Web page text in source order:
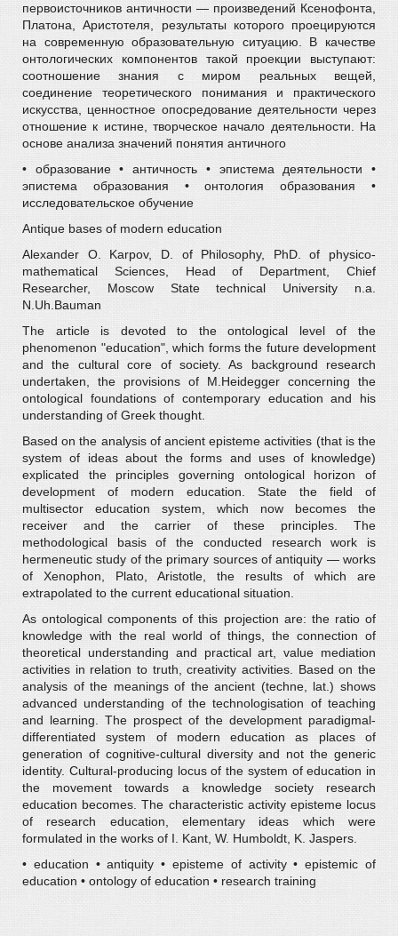
первоисточников античности — произведений Ксенофонта,
Платона, Аристотеля, результаты которого проецируются
на современную образовательную ситуацию. В качестве
онтологических компонентов такой проекции выступают:
соотношение знания с миром реальных вещей,
соединение теоретического понимания и практического
искусства, ценностное опосредование деятельности через
отношение к истине, творческое начало деятельности. На
основе анализа значений понятия античного
• образование • античность • эпистема деятельности •
эпистема образования • онтология образования •
исследовательское обучение
Antique bases of modern education
Alexander O. Karpov, D. of Philosophy, PhD. of physico-
mathematical Sciences, Head of Department, Chief
Researcher, Moscow State technical University n.a.
N.Uh.Bauman
The article is devoted to the ontological level of the
phenomenon "education", which forms the future development
and the cultural core of society. As background research
undertaken, the provisions of M.Heidegger concerning the
ontological foundations of contemporary education and his
understanding of Greek thought.
Based on the analysis of ancient episteme activities (that is the
system of ideas about the forms and uses of knowledge)
explicated the principles governing ontological horizon of
development of modern education. State the field of
multisector education system, which now becomes the
receiver and the carrier of these principles. The
methodological basis of the conducted research work is
hermeneutic study of the primary sources of antiquity — works
of Xenophon, Plato, Aristotle, the results of which are
extrapolated to the current educational situation.
As ontological components of this projection are: the ratio of
knowledge with the real world of things, the connection of
theoretical understanding and practical art, value mediation
activities in relation to truth, creativity activities. Based on the
analysis of the meanings of the ancient (techne, lat.) shows
advanced understanding of the technologisation of teaching
and learning. The prospect of the development paradigmal-
differentiated system of modern education as places of
generation of cognitive-cultural diversity and not the generic
identity. Cultural-producing locus of the system of education in
the movement towards a knowledge society research
education becomes. The characteristic activity episteme locus
of research education, elementary ideas which were
formulated in the works of I. Kant, W. Humboldt, K. Jaspers.
• education • antiquity • episteme of activity • epistemic of
education • ontology of education • research training